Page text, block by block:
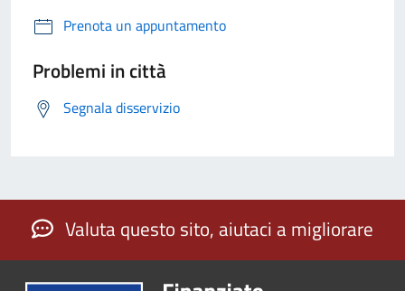
Prenota un appuntamento
Problemi in città
Segnala disservizio
Valuta questo sito, aiutaci a migliorare